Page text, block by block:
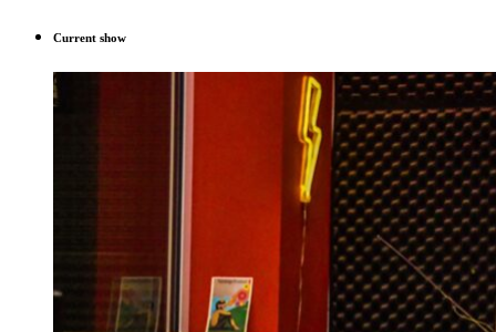
Current show